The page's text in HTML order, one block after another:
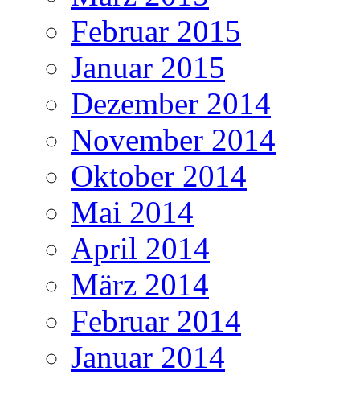
Februar 2015
Januar 2015
Dezember 2014
November 2014
Oktober 2014
Mai 2014
April 2014
März 2014
Februar 2014
Januar 2014